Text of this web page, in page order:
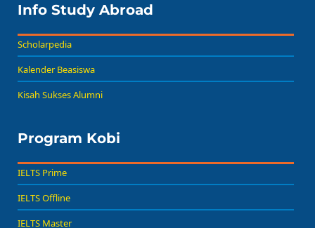
Info Study Abroad
Scholarpedia
Kalender Beasiswa
Kisah Sukses Alumni
Program Kobi
IELTS Prime
IELTS Offline
IELTS Master